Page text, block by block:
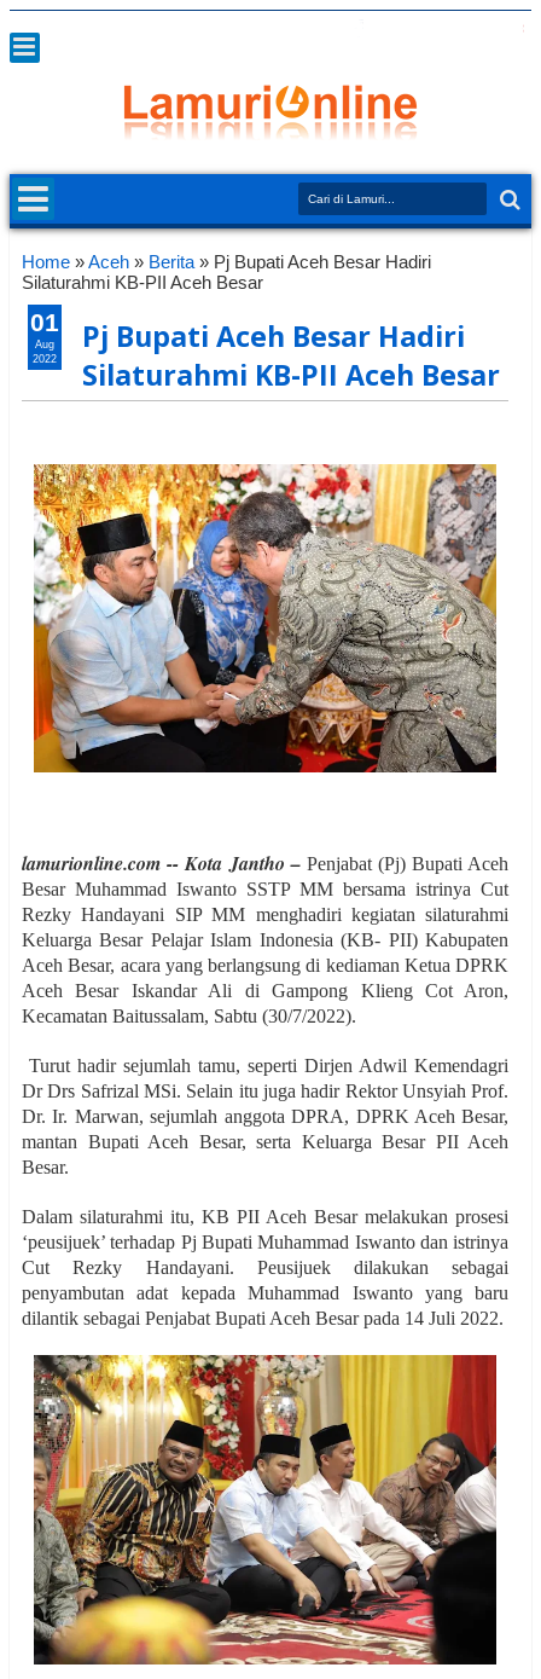
Home »Aceh » Berita » Pj Bupati Aceh Besar Hadiri
Silaturahmi KB-PII Aceh Besar
Pj Bupati Aceh Besar Hadiri
Silaturahmi KB-PII Aceh Besar
lamurionline.com -- Kota Jantho –Penjabat (Pj) Bupati Aceh
Besar Muhammad Iswanto SSTP MM bersama istrinya Cut
Rezky Handayani SIP MM menghadiri kegiatan silaturahmi
Keluarga Besar Pelajar Islam Indonesia (KB- PII) Kabupaten
Aceh Besar, acara yang berlangsung di kediaman Ketua DPRK
Aceh Besar Iskandar Ali di Gampong Klieng Cot Aron,
Kecamatan Baitussalam, Sabtu (30/7/2022).
Turut hadir sejumlah tamu, seperti Dirjen Adwil Kemendagri
Dr Drs Safrizal MSi. Selain itu juga hadir Rektor Unsyiah Prof.
Dr. Ir. Marwan, sejumlah anggota DPRA, DPRK Aceh Besar,
mantan Bupati Aceh Besar, serta Keluarga Besar PII Aceh
Besar.
Dalam silaturahmi itu, KB PII Aceh Besar melakukan prosesi
‘peusijuek’ terhadap Pj Bupati Muhammad Iswanto dan istrinya
Cut Rezky Handayani. Peusijuek dilakukan sebagai
penyambutan adat kepada Muhammad Iswanto yang baru
dilantik sebagai Penjabat Bupati Aceh Besar pada 14 Juli 2022.
01
Aug
2022